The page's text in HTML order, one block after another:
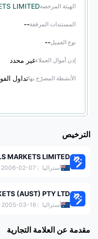
الهيئة المرخصةLIMITED
المستندات المرفقة--
نوع العميل--
إذن أموال العملاءغير محدد
الأنشطة المصرّح بها
الترخيص
MARKETS LIMITED
أستراليا
2006-02-07
(AUST) PTY LTD
أستراليا
2005-03-16
مقدمة عن العلامة التجارية